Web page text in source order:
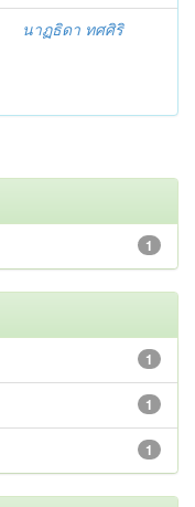
นาฏธิดา ทศศิริ
1
1
1
1